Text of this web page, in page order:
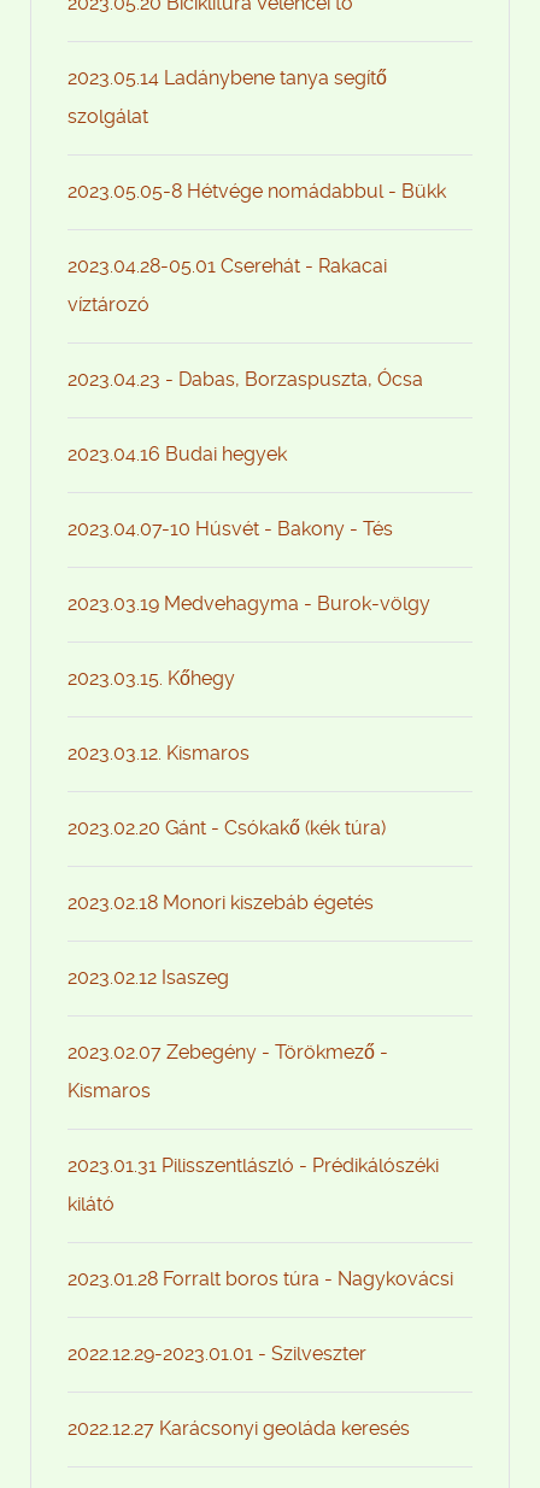
2023.05.14 Ladánybene tanya segítő
szolgálat
2023.05.05-8 Hétvége nomádabbul - Bükk
2023.04.28-05.01 Cserehát - Rakacai
víztározó
2023.04.23 - Dabas, Borzaspuszta, Ócsa
2023.04.16 Budai hegyek
2023.04.07-10 Húsvét - Bakony - Tés
2023.03.19 Medvehagyma - Burok-völgy
2023.03.15. Kőhegy
2023.03.12. Kismaros
2023.02.20 Gánt - Csókakő (kék túra)
2023.02.18 Monori kiszebáb égetés
2023.02.12 Isaszeg
2023.02.07 Zebegény - Törökmező -
Kismaros
2023.01.31 Pilisszentlászló - Prédikálószéki
kilátó
2023.01.28 Forralt boros túra - Nagykovácsi
2022.12.29-2023.01.01 - Szilveszter
2022.12.27 Karácsonyi geoláda keresés